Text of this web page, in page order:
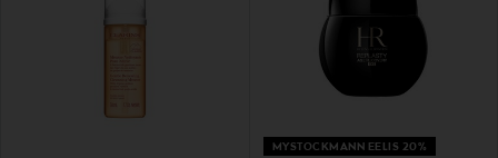
MYSTOCKMANN EELIS 20%